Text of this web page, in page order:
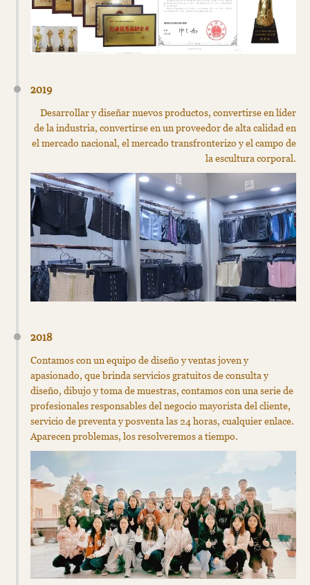
2019
Desarrollar y diseñar nuevos productos, convertirse en líder
de la industria, convertirse en un proveedor de alta calidad en
el mercado nacional, el mercado transfronterizo y el campo de
la escultura corporal.
2018
Contamos con un equipo de diseño y ventas joven y
apasionado, que brinda servicios gratuitos de consulta y
diseño, dibujo y toma de muestras, contamos con una serie de
profesionales responsables del negocio mayorista del cliente,
servicio de preventa y posventa las 24 horas, cualquier enlace.
Aparecen problemas, los resolveremos a tiempo.